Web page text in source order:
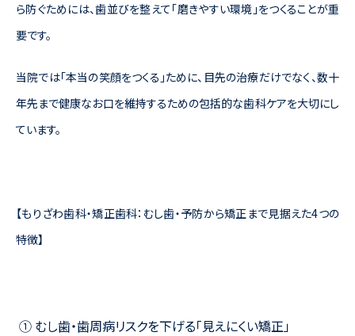
ら防ぐためには、歯並びを整えて「磨きやすい環境」をつくることが重
要です。
当院では「本当の笑顔をつくる」ために、目先の治療だけでなく、数十
年先まで健康なお口を維持するための包括的な歯科ケアを大切にし
ています。
【もりざわ歯科・矯正歯科：むし歯・予防から矯正まで見据えた4つの
特徴】
① むし歯・歯周病リスクを下げる「見えにくい矯正」